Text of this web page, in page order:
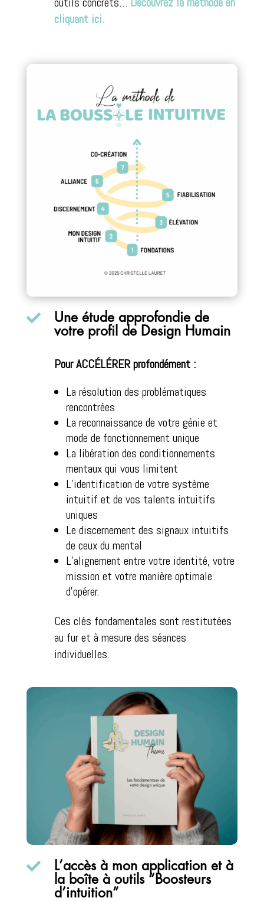
cliquant ici.

Une étude approfondie de
votre profil de Design Humain
Pour ACCÉLÉRER profondément :
La résolution des problématiques
rencontrées
La reconnaissance de votre génie et
mode de fonctionnement unique
La libération des conditionnements
mentaux qui vous limitent
L’identification de votre système
intuitif et de vos talents intuitifs
uniques
Le discernement des signaux intuitifs
de ceux du mental
L’alignement entre votre identité, votre
mission et votre manière optimale
d’opérer.
Ces clés fondamentales sont restitutées
au fur et à mesure des séances
individuelles.

L’accès à mon application et à
la boîte à outils “Boosteurs
d’intuition”